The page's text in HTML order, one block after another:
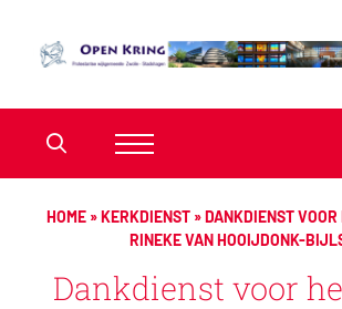
HOME»KERKDIENST»DANKDIENST
RINEKE VAN HOOIJDONK-
Dankdienst voor